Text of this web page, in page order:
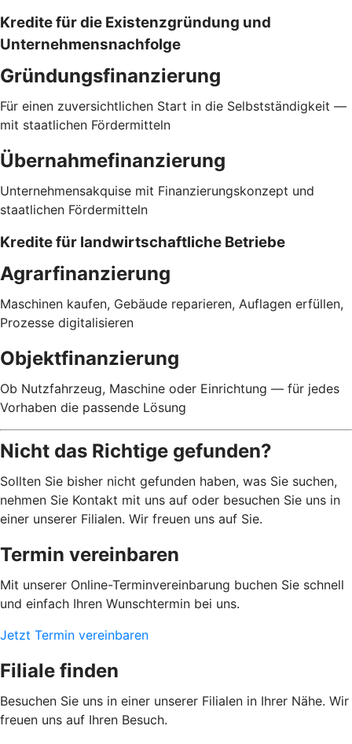
Kredite für die Existenzgründung und
Unternehmensnachfolge
Gründungsfinanzierung
Für einen zuversichtlichen Start in die Selbstständigkeit —
mit staatlichen Fördermitteln
Übernahmefinanzierung
Unternehmensakquise mit Finanzierungskonzept und
staatlichen Fördermitteln
Kredite für landwirtschaftliche Betriebe
Agrarfinanzierung
Maschinen kaufen, Gebäude reparieren, Auflagen erfüllen,
Prozesse digitalisieren
Objektfinanzierung
Ob Nutzfahrzeug, Maschine oder Einrichtung — für jedes
Vorhaben die passende Lösung
Nicht das Richtige gefunden?
Sollten Sie bisher nicht gefunden haben, was Sie suchen,
nehmen Sie Kontakt mit uns auf oder besuchen Sie uns in
einer unserer Filialen. Wir freuen uns auf Sie.
Termin vereinbaren
Mit unserer Online-Terminvereinbarung buchen Sie schnell
und einfach Ihren Wunschtermin bei uns.
Jetzt Termin vereinbaren
Filiale finden
Besuchen Sie uns in einer unserer Filialen in Ihrer Nähe. Wir
freuen uns auf Ihren Besuch.